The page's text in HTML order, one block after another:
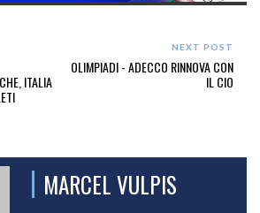
ITALIA
NEXT POST
OLIMPIADI - ADECCO RINNOVA CON
IL CIO
MARCEL VULPIS